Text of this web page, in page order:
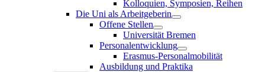
Kolloquien, Symposien, Reihen
Die Uni als Arbeitgeberin
Offene Stellen
Universität Bremen
Personalentwicklung
Erasmus-Personalmobilität
Ausbildung und Praktika